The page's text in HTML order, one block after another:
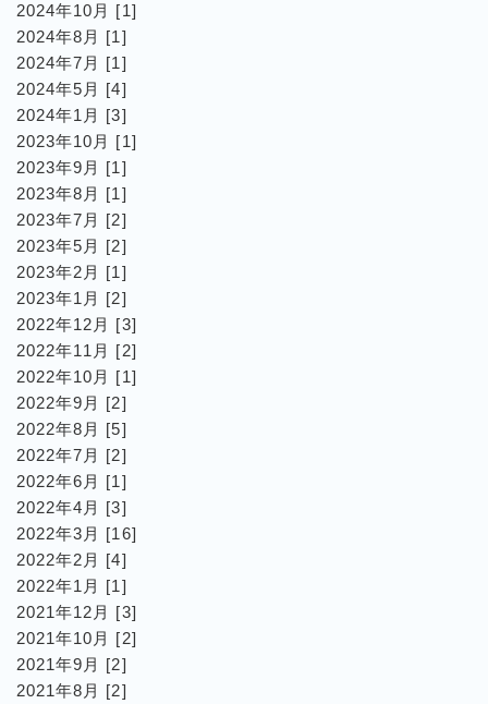
2024年10月 [1]
2024年8月 [1]
2024年7月 [1]
2024年5月 [4]
2024年1月 [3]
2023年10月 [1]
2023年9月 [1]
2023年8月 [1]
2023年7月 [2]
2023年5月 [2]
2023年2月 [1]
2023年1月 [2]
2022年12月 [3]
2022年11月 [2]
2022年10月 [1]
2022年9月 [2]
2022年8月 [5]
2022年7月 [2]
2022年6月 [1]
2022年4月 [3]
2022年3月 [16]
2022年2月 [4]
2022年1月 [1]
2021年12月 [3]
2021年10月 [2]
2021年9月 [2]
2021年8月 [2]